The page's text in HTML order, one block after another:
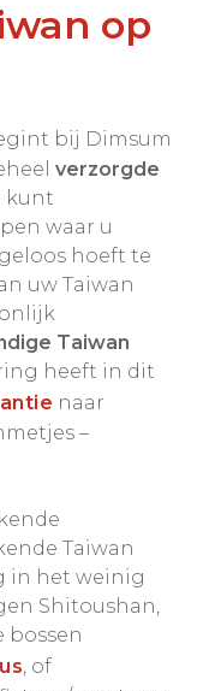
op
bij Dimsum
verzorgde
kunt
waar u
hoeft te
uw Taiwan
Taiwan
heeft in dit
naar
–
Taiwan
in het weinig
Shitoushan,
bossen
, of